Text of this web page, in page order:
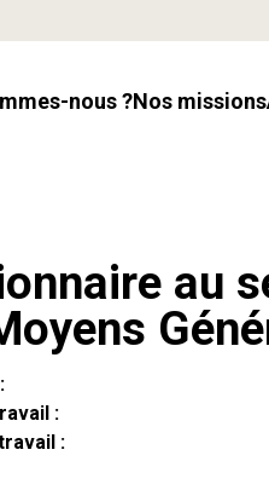
nous ? Nos missions
au
:
: